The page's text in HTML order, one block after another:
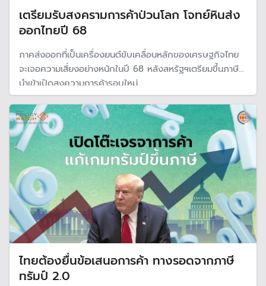
เตรียมรับสงครามการค้าป่วนโลก โจทย์หินส่ง
ออกไทยปี 68
ภาคส่งออกที่เป็นเครื่องยนต์ขับเคลื่อนหลักของเศรษฐกิจไทย
จะเจอความเสี่ยงอย่างหนักในปี 68 หลังสหรัฐฯเตรียมขึ้นภาษี
นำเข้าเปิดสงความการค้ารอบใหม่
ไทยต้องยื่นข้อเสนอการค้า ทางรอดจากภาษี
ทรัมป์ 2.0